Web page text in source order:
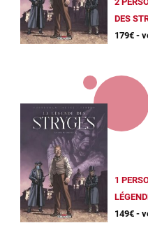
DES
179€ -
1
149€ -